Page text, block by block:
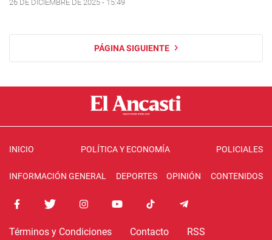
26 DE DICIEMBRE DE 2025 - 15:49
PÁGINA SIGUIENTE
INICIO POLÍTICA Y ECONOMÍA POLICIALES
INFORMACIÓN GENERAL DEPORTES OPINIÓN CONTENIDOS
Términos y Condiciones Contacto RSS